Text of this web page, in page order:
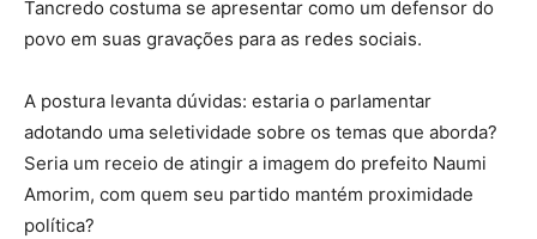
Tancredo costuma se apresentar como um defensor do
povo em suas gravações para as redes sociais.
A postura levanta dúvidas: estaria o parlamentar
adotando uma seletividade sobre os temas que aborda?
Seria um receio de atingir a imagem do prefeito Naumi
Amorim, com quem seu partido mantém proximidade
política?